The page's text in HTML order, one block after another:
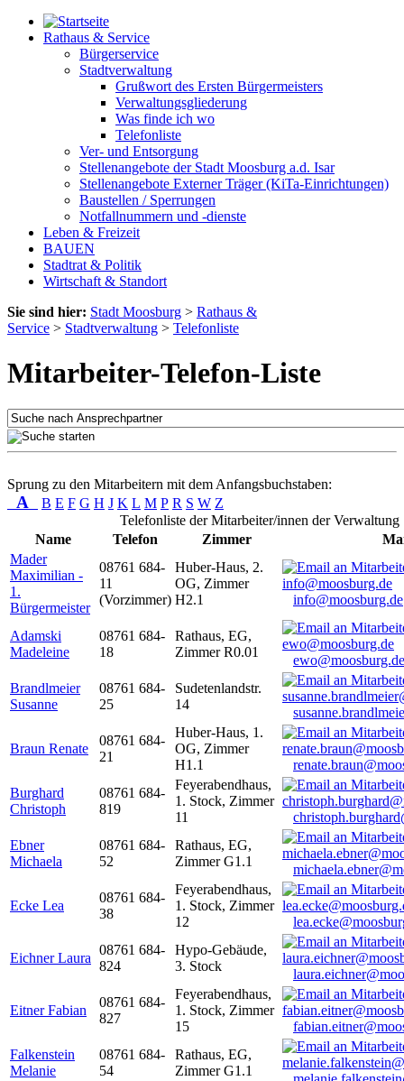
Rathaus & Service
Bürgerservice
Stadtverwaltung
Grußwort des Ersten Bürgermeisters
Verwaltungsgliederung
Was finde ich wo
Telefonliste
Ver- und Entsorgung
Stellenangebote der Stadt Moosburg a.d. Isar
Stellenangebote Externer Träger (KiTa-Einrichtungen)
Baustellen / Sperrungen
Notfallnummern und -dienste
Leben & Freizeit
BAUEN
Stadtrat & Politik
Wirtschaft & Standort
Sie sind hier: Stadt Moosburg > Rathaus &
Service > Stadtverwaltung > Telefonliste
Mitarbeiter-Telefon-Liste
Sprung zu den Mitarbeitern mit dem Anfangsbuchstaben:
A B E F G H J K L M P R S W Z
Telefonliste der Mitarbeiter/innen der Verwaltung
Name
Telefon Zimmer
Mader
Maximilian -
1.
Bürgermeister
08761 684-
11
(Vorzimmer)
Huber-Haus, 2.
OG, Zimmer
H2.1
info@moosburg.de
Adamski
Madeleine
08761 684-
18
Rathaus, EG,
Zimmer R0.01
ewo@moosburg.de
Brandlmeier
Susanne
08761 684-
25
Sudetenlandstr.
14
Braun Renate
08761 684-
21
Huber-Haus, 1.
OG, Zimmer
H1.1
Burghard
Christoph
08761 684-
819
Feyerabendhaus,
1. Stock, Zimmer
11
Ebner
Michaela
08761 684-
52
Rathaus, EG,
Zimmer G1.1
Ecke Lea
08761 684-
38
Feyerabendhaus,
1. Stock, Zimmer
12
Eichner Laura
08761 684-
824
Hypo-Gebäude,
3. Stock
Eitner Fabian
08761 684-
827
Feyerabendhaus,
1. Stock, Zimmer
15
Falkenstein
Melanie
08761 684-
54
Rathaus, EG,
Zimmer G1.1